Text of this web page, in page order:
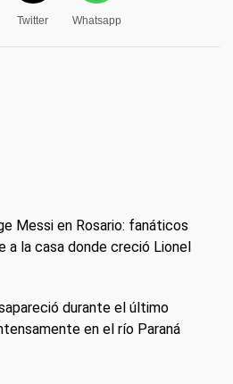
Twitter Whatsapp
Messi en Rosario: fanáticos
a la casa donde creció Lionel
durante el último
en el río Paraná